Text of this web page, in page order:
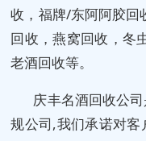
收，福牌/东阿阿胶回
回收，燕窝回收，冬
老酒回收等。
庆丰名酒回收公
规公司,我们承诺对